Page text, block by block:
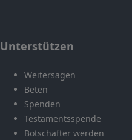
Unterstützen
Weitersagen
Beten
Spenden
Testamentsspende
Botschafter werden